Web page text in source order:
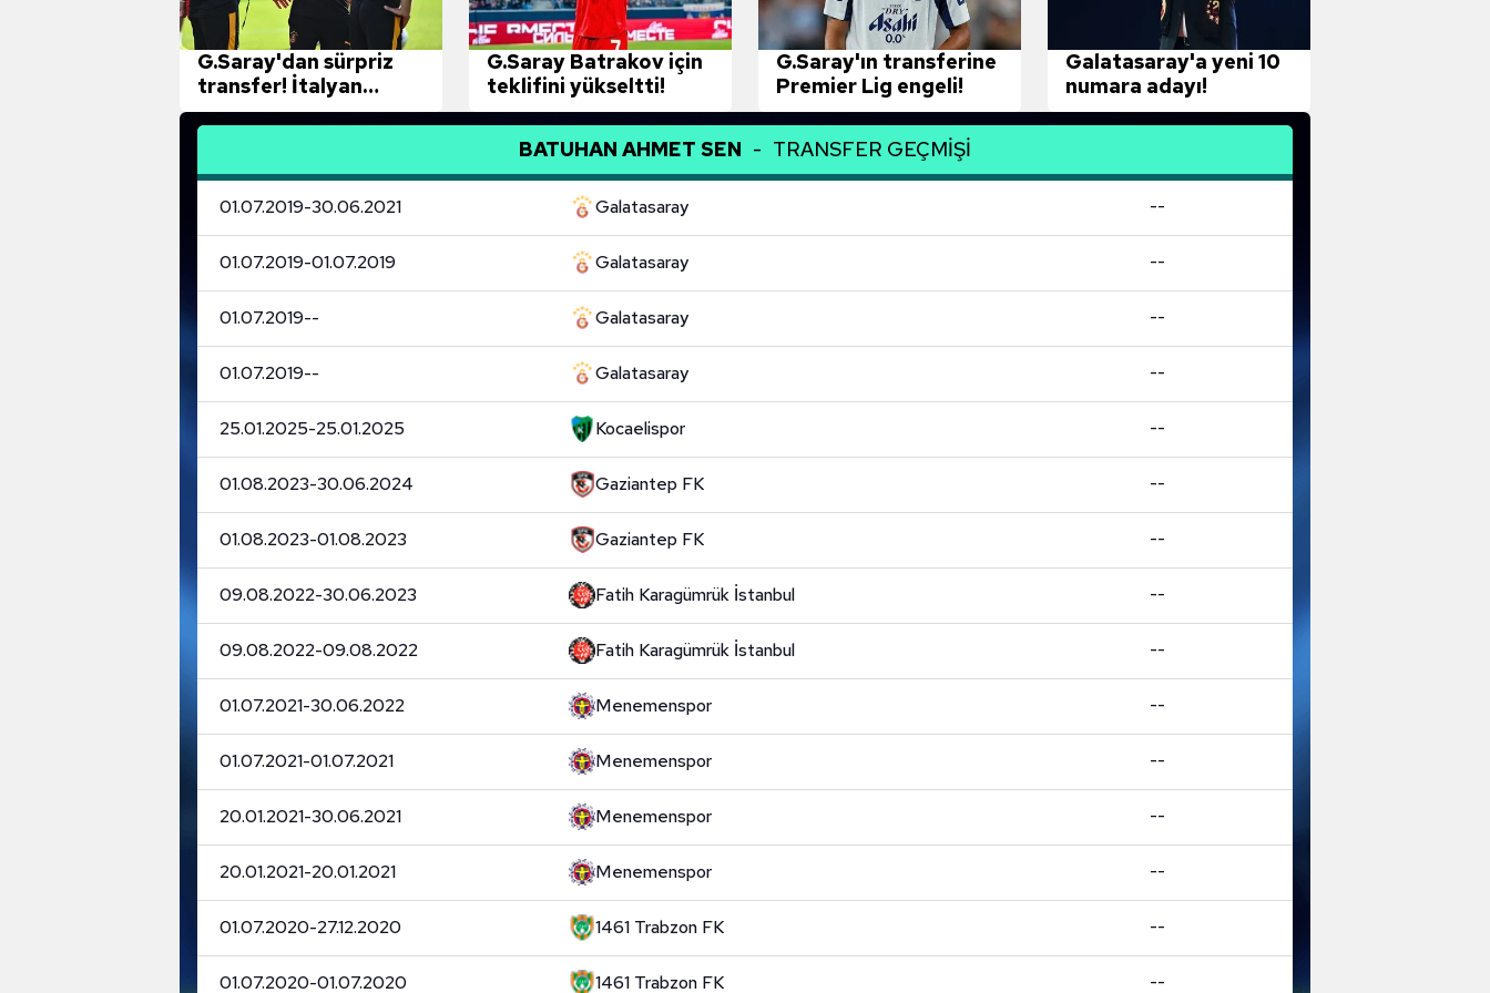
mevzuata uygun olarak kullanılan çerezlerle ilgili bilgi almak için lütfentıklayınız.
G.Saray'dan sürpriz
transfer! İtalyan
medyası duyurdu
G.Saray Batrakov için
teklifini yükseltti!
G.Saray'ın transferine
Premier Lig engeli!
Galatasaray'a yeni 10
numara adayı!
BATUHAN AHMET SEN - TRANSFER GEÇMİŞİ
01.07.2019-30.06.2021 Galatasaray --
01.07.2019-01.07.2019 Galatasaray --
01.07.2019-- Galatasaray --
01.07.2019-- Galatasaray --
25.01.2025-25.01.2025 Kocaelispor --
01.08.2023-30.06.2024 Gaziantep FK --
01.08.2023-01.08.2023 Gaziantep FK --
09.08.2022-30.06.2023 Fatih Karagümrük İstanbul --
09.08.2022-09.08.2022 Fatih Karagümrük İstanbul --
01.07.2021-30.06.2022 Menemenspor --
01.07.2021-01.07.2021 Menemenspor --
20.01.2021-30.06.2021 Menemenspor --
20.01.2021-20.01.2021 Menemenspor --
01.07.2020-27.12.2020 1461 Trabzon FK --
01.07.2020-01.07.2020 1461 Trabzon FK --